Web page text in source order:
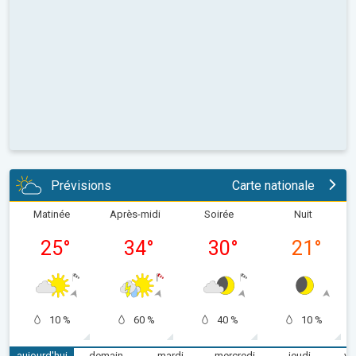
Prévisions Carte nationale
Matinée
25°
10 %
Après-midi
34°
60 %
Soirée
30°
40 %
Nuit
21 °
10 %